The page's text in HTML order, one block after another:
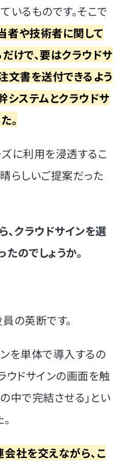
いるものです。そこで
者や技術者に関して
けで、要はクラウドサ
文書を送付できるよう
システムとクラウドサ
。
に利用を浸透するこ
らしいご提案だった
クラウドサインを選
のでしょうか。
の英断です。
を単体で導入するの
ウドサインの画面を触
中で完結させる」とい
社を交えながら、こ